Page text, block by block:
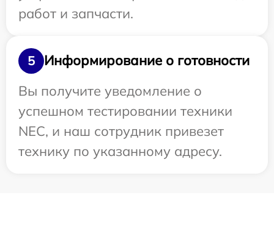
работ и запчасти.
5
Информирование о готовности
Вы получите уведомление о
успешном тестировании техники
NEC, и наш сотрудник привезет
технику по указанному адресу.